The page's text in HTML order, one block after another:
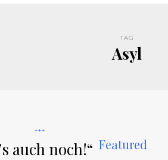
TAG
Asyl
+++
auch noch!“ Featured